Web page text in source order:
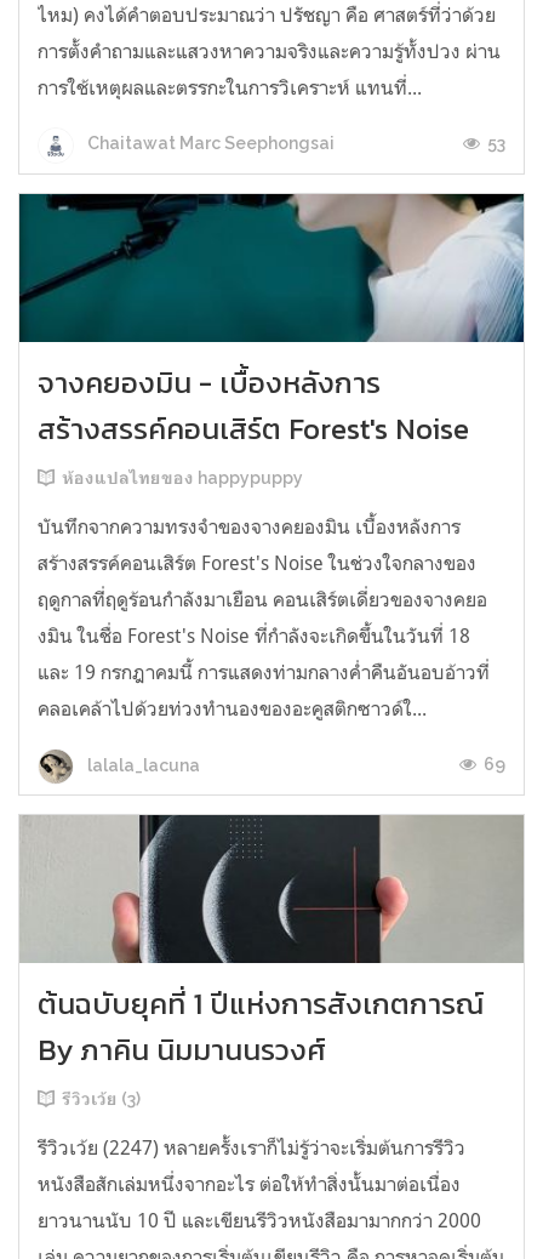
ไหม) คงได้คำตอบประมาณว่า ปรัชญา คือ ศาสตร์ที่ว่าด้วย
การตั้งคำถามและแสวงหาความจริงและความรู้ทั้งปวง ผ่าน
การใช้เหตุผลและตรรกะในการวิเคราะห์ แทนที่...
Chaitawat Marc Seephongsai 53
จางคยองมิน - เบื้องหลังการ
สร้างสรรค์คอนเสิร์ต Forest's Noise
ห้องแปลไทยของ happypuppy
บันทึกจากความทรงจำของจางคยองมิน เบื้องหลังการ
สร้างสรรค์คอนเสิร์ต Forest's Noise ในช่วงใจกลางของ
ฤดูกาลที่ฤดูร้อนกำลังมาเยือน คอนเสิร์ตเดี่ยวของจางคยอ
งมิน ในชื่อ Forest's Noise ที่กำลังจะเกิดขึ้นในวันที่ 18
และ 19 กรกฎาคมนี้ การแสดงท่ามกลางค่ำคืนอันอบอ้าวที่
คลอเคล้าไปด้วยท่วงทำนองของอะคูสติกซาวด์ใ...
lalala_lacuna 69
ต้นฉบับยุคที่ 1 ปีแห่งการสังเกตการณ์
By ภาคิน นิมมานนรวงศ์
รีวิวเว้ย (3)
รีวิวเว้ย (2247) หลายครั้งเราก็ไม่รู้ว่าจะเริ่มต้นการรีวิว
หนังสือสักเล่มหนึ่งจากอะไร ต่อให้ทำสิ่งนั้นมาต่อเนื่อง
ยาวนานนับ 10 ปี และเขียนรีวิวหนังสือมามากกว่า 2000